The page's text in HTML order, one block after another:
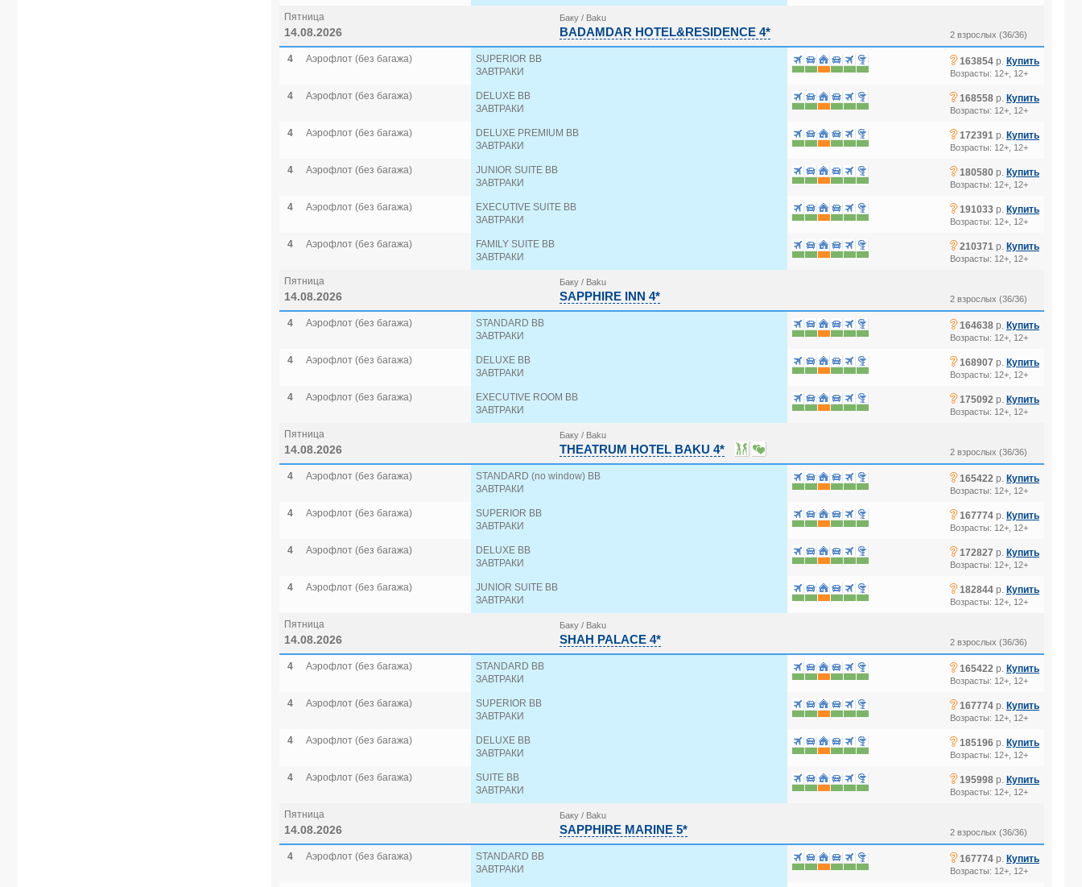
Пятница
14.08.2026
Баку / Baku
BADAMDAR HOTEL&RESIDENCE 4* 2 взрослых (36/36)
4 Аэрофлот (без багажа)
SUPERIOR BB
ЗАВТРАКИ
? 163854 р. Купить
Возрасты: 12+, 12+
4 Аэрофлот (без багажа)
DELUXE BB
ЗАВТРАКИ
? 168558 р. Купить
Возрасты: 12+, 12+
4 Аэрофлот (без багажа)
DELUXE PREMIUM BB
ЗАВТРАКИ
? 172391 р. Купить
Возрасты: 12+, 12+
4 Аэрофлот (без багажа)
JUNIOR SUITE BB
ЗАВТРАКИ
? 180580 р. Купить
Возрасты: 12+, 12+
4 Аэрофлот (без багажа)
EXECUTIVE SUITE BB
ЗАВТРАКИ
? 191033 р. Купить
Возрасты: 12+, 12+
4 Аэрофлот (без багажа)
FAMILY SUITE BB
ЗАВТРАКИ
? 210371 р. Купить
Возрасты: 12+, 12+
Пятница
14.08.2026
Баку / Baku
SAPPHIRE INN 4* 2 взрослых (36/36)
4 Аэрофлот (без багажа)
STANDARD BB
ЗАВТРАКИ
? 164638 р. Купить
Возрасты: 12+, 12+
4 Аэрофлот (без багажа)
DELUXE BB
ЗАВТРАКИ
? 168907 р. Купить
Возрасты: 12+, 12+
4 Аэрофлот (без багажа)
EXECUTIVE ROOM BB
ЗАВТРАКИ
? 175092 р. Купить
Возрасты: 12+, 12+
Пятница
14.08.2026
Баку / Baku
THEATRUM HOTEL BAKU 4* 2 взрослых (36/36)
4 Аэрофлот (без багажа)
STANDARD (no window) BB
ЗАВТРАКИ
? 165422 р. Купить
Возрасты: 12+, 12+
4 Аэрофлот (без багажа)
SUPERIOR BB
ЗАВТРАКИ
? 167774 р. Купить
Возрасты: 12+, 12+
4 Аэрофлот (без багажа)
DELUXE BB
ЗАВТРАКИ
? 172827 р. Купить
Возрасты: 12+, 12+
4 Аэрофлот (без багажа)
JUNIOR SUITE BB
ЗАВТРАКИ
? 182844 р. Купить
Возрасты: 12+, 12+
Пятница
14.08.2026
Баку / Baku
SHAH PALACE 4* 2 взрослых (36/36)
4 Аэрофлот (без багажа)
STANDARD BB
ЗАВТРАКИ
? 165422 р. Купить
Возрасты: 12+, 12+
4 Аэрофлот (без багажа)
SUPERIOR BB
ЗАВТРАКИ
? 167774 р. Купить
Возрасты: 12+, 12+
4 Аэрофлот (без багажа)
DELUXE BB
ЗАВТРАКИ
? 185196 р. Купить
Возрасты: 12+, 12+
4 Аэрофлот (без багажа)
SUITE BB
ЗАВТРАКИ
? 195998 р. Купить
Возрасты: 12+, 12+
Пятница
14.08.2026
Баку / Baku
SAPPHIRE MARINE 5* 2 взрослых (36/36)
4 Аэрофлот (без багажа)
STANDARD BB
ЗАВТРАКИ
? 167774 р. Купить
Возрасты: 12+, 12+